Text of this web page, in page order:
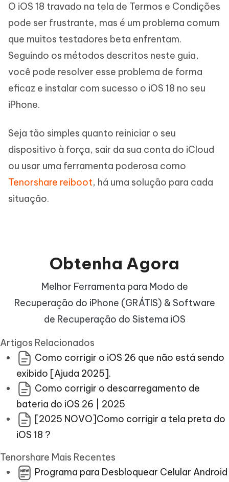
O iOS 18 travado na tela de Termos e Condições
pode ser frustrante, mas é um problema comum
que muitos testadores beta enfrentam.
Seguindo os métodos descritos neste guia,
você pode resolver esse problema de forma
eficaz e instalar com sucesso o iOS 18 no seu
iPhone.
Seja tão simples quanto reiniciar o seu
dispositivo à força, sair da sua conta do iCloud
ou usar uma ferramenta poderosa como
Tenorshare reiboot, há uma solução para cada
situação.
Obtenha Agora
Melhor Ferramenta para Modo de
Recuperação do iPhone (GRÁTIS) & Software
de Recuperação do Sistema iOS
Artigos Relacionados
Como corrigir o iOS 26 que não está sendo
exibido [Ajuda 2025].
Como corrigir o descarregamento de
bateria do iOS 26 | 2025
[2025 NOVO]Como corrigir a tela preta do
iOS 18 ?
Tenorshare Mais Recentes
Programa para Desbloquear Celular Android